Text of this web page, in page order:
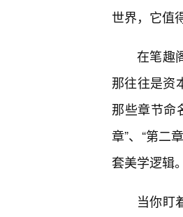
世界，它值
在笔趣
那往往是资
那些章节命
章”、“第二
套美学逻辑。
当你盯